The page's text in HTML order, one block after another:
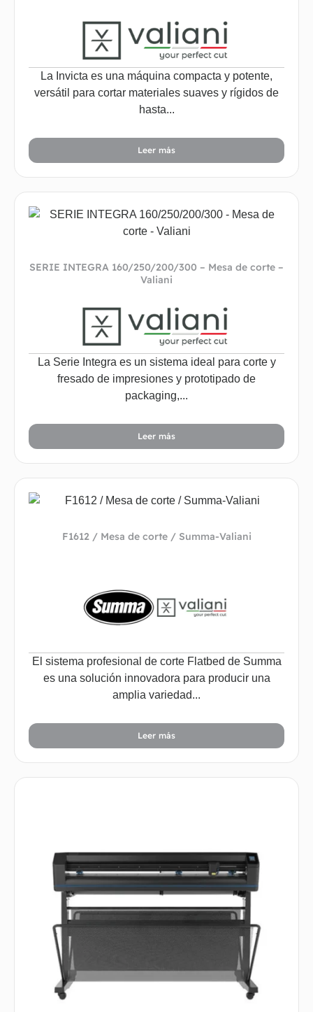
La Invicta es una máquina compacta y potente,
versátil para cortar materiales suaves y rígidos de
hasta...
Leer más
SERIE INTEGRA 160/250/200/300 – Mesa de corte –
Valiani
La Serie Integra es un sistema ideal para corte y
fresado de impresiones y prototipado de
packaging,...
Leer más
F1612 / Mesa de corte / Summa-Valiani
El sistema profesional de corte Flatbed de Summa
es una solución innovadora para producir una
amplia variedad...
Leer más